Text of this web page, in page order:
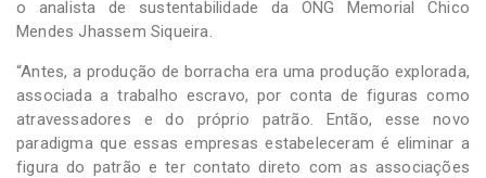
o analista de sustentabilidade da ONG Memorial Chico
Mendes Jhassem Siqueira.
“Antes, a produção de borracha era uma produção explorada,
associada a trabalho escravo, por conta de figuras como
atravessadores e do próprio patrão. Então, esse novo
paradigma que essas empresas estabeleceram é eliminar a
figura do patrão e ter contato direto com as associações